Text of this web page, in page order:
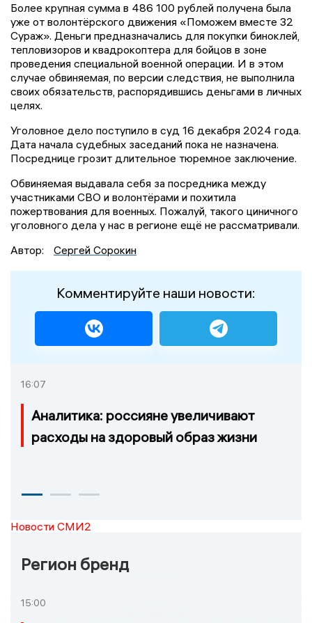
Более крупная сумма в 486 100 рублей получена была
уже от волонтёрского движения «Поможем вместе 32
Сураж». Деньги предназначались для покупки биноклей,
тепловизоров и квадрокоптера для бойцов в зоне
проведения специальной военной операции. И в этом
случае обвиняемая, по версии следствия, не выполнила
своих обязательств, распорядившись деньгами в личных
целях.
Уголовное дело поступило в суд 16 декабря 2024 года.
Дата начала судебных заседаний пока не назначена.
Посреднице грозит длительное тюремное заключение.
Обвиняемая выдавала себя за посредника между
участниками СВО и волонтёрами и похитила
пожертвования для военных. Пожалуй, такого циничного
уголовного дела у нас в регионе ещё не рассматривали.
Автор:
Сергей Сорокин
Комментируйте наши новости:
16:07
Аналитика: россияне увеличивают
расходы на здоровый образ жизни
Новости СМИ2
Регион бренд
15:00